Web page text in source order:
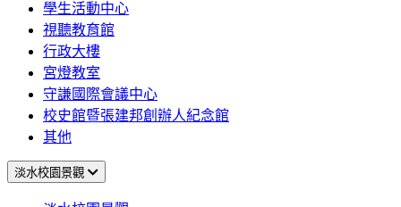
學生活動中心
視聽教育館
行政大樓
宮燈教室
守謙國際會議中心
校史館暨張建邦創辦人紀念館
其他
淡水校園景觀